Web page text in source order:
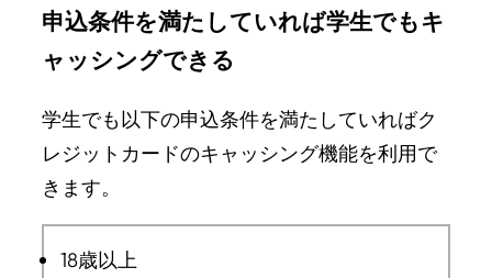
申込条件を満たしていれば学生でもキ
ャッシングできる
学生でも以下の申込条件を満たしていればク
レジットカードのキャッシング機能を利用で
きます。
18歳以上